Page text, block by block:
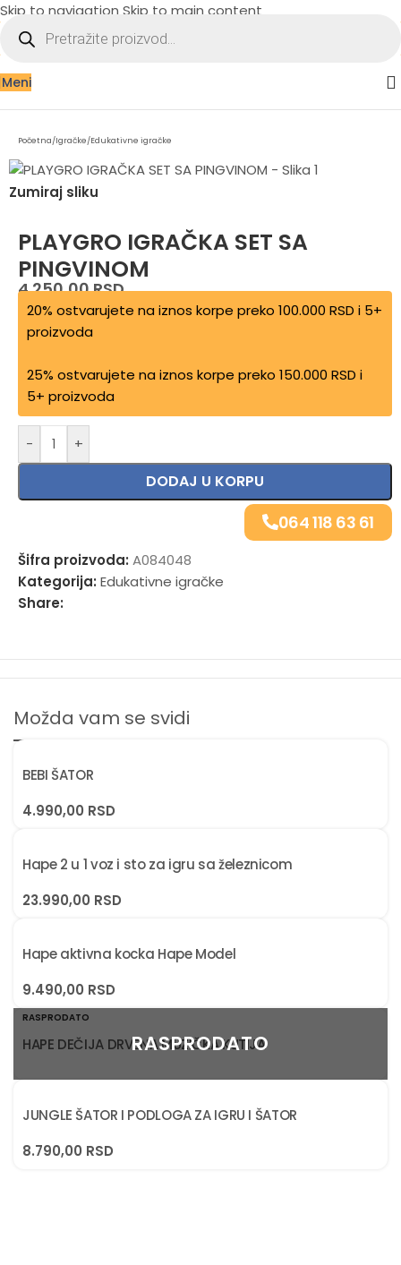
Skip to navigation Skip to main content
Meni
Početna/Igračke/Edukativne igračke
Zumiraj sliku
PLAYGRO IGRAČKA SET SA
PINGVINOM
4.250,00RSD
20% ostvarujete na iznos korpe preko 100.000 RSD i 5+
proizvoda
25% ostvarujete na iznos korpe preko 150.000 RSD i
5+ proizvoda
- +
DODAJ U KORPU
064 118 63 61
Šifra proizvoda: A084048
Kategorija: Edukativne igračke
Share:
Možda vam se svidi
BEBI ŠATOR
4.990,00 RSD
Hape 2 u 1 voz i sto za igru sa železnicom
23.990,00 RSD
Hape aktivna kocka Hape Model
9.490,00 RSD
RASPRODATO
HAPE DEČIJA DRVENA MUZIČKA KUTIJA
JUNGLE ŠATOR I PODLOGA ZA IGRU I ŠATOR
8.790,00 RSD